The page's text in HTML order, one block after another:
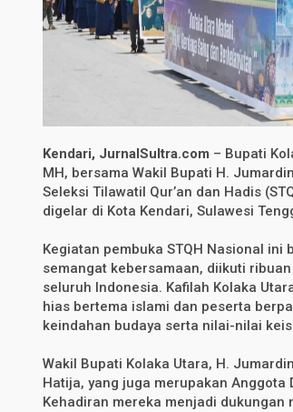
a
U
t
a
d
r
P
a
w
T
a
’
a
r
f
T
Q
H
N
Kendari, JurnalSultra.com – Bupati
MH, bersama Wakil Bupati H.
Seleksi Tilawatil Qur’an dan Hadis
digelar di Kota Kendari, Sulawesi
Kegiatan pembuka STQH Nasional
semangat kebersamaan, diikuti
seluruh Indonesia. Kafilah Kolaka
hias bertema islami dan peserta
keindahan budaya serta nilai-nilai
Wakil Bupati Kolaka Utara, H.
Hatija, yang juga merupakan Anggota
Kehadiran mereka menjadi dukungan